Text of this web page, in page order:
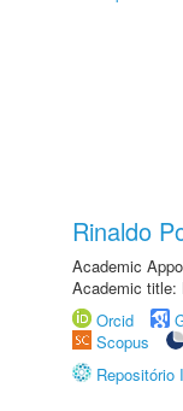
Rinaldo
Academic
Academic title:
Orcid
Scopus
Repositório